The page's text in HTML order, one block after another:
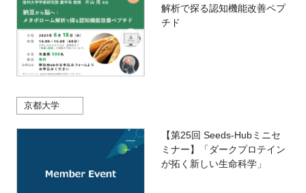
解析で探る認知機能改善ペプ
チド
京都大学
【第25回 Seeds-Hubミニセ
ミナー】「ダークプロテイン
が拓く新しい生命科学」